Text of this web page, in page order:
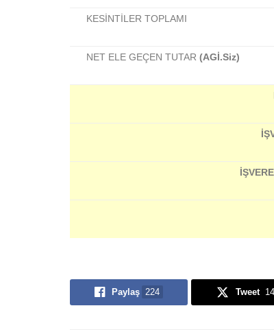
KESİNTİLER TOPLAMI
NET ELE GEÇEN TUTAR (AGİ.Siz)
Paylaş 224 Tweet